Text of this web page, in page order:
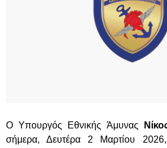
Ο Υπουργός Εθνικής Άμυνας
σήμερα, Δευτέρα 2 Μαρτίου